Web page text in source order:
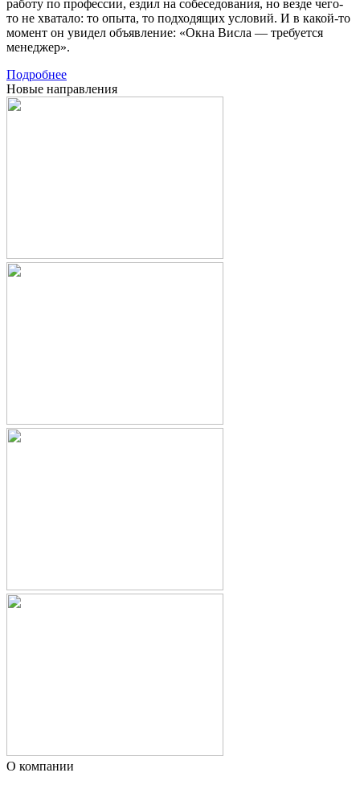
работу по профессии, ездил на собеседования, но везде чего-
то не хватало: то опыта, то подходящих условий. И в какой-то
момент он увидел объявление: «Окна Висла — требуется
менеджер».
Подробнее
Новые направления
О компании